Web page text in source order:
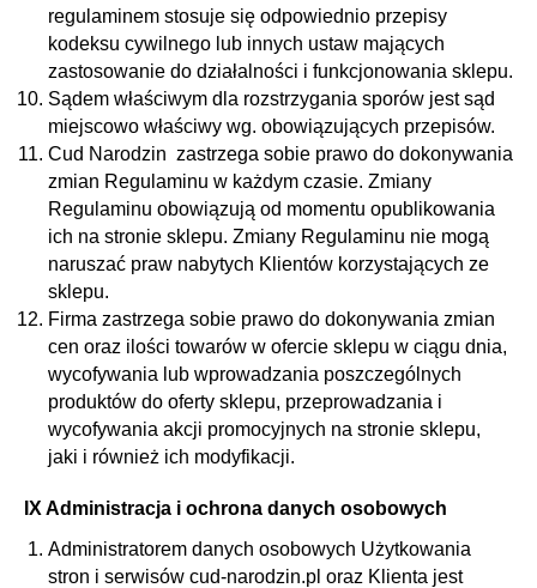
regulaminem stosuje się odpowiednio przepisy
kodeksu cywilnego lub innych ustaw mających
zastosowanie do działalności i funkcjonowania sklepu.
Sądem właściwym dla rozstrzygania sporów jest sąd
miejscowo właściwy wg. obowiązujących przepisów.
Cud Narodzin zastrzega sobie prawo do dokonywania
zmian Regulaminu w każdym czasie. Zmiany
Regulaminu obowiązują od momentu opublikowania
ich na stronie sklepu. Zmiany Regulaminu nie mogą
naruszać praw nabytych Klientów korzystających ze
sklepu.
Firma zastrzega sobie prawo do dokonywania zmian
cen oraz ilości towarów w ofercie sklepu w ciągu dnia,
wycofywania lub wprowadzania poszczególnych
produktów do oferty sklepu, przeprowadzania i
wycofywania akcji promocyjnych na stronie sklepu,
jaki i również ich modyfikacji.
IX Administracja i ochrona danych osobowych
Administratorem danych osobowych Użytkowania
stron i serwisów cud-narodzin.pl oraz Klienta jest